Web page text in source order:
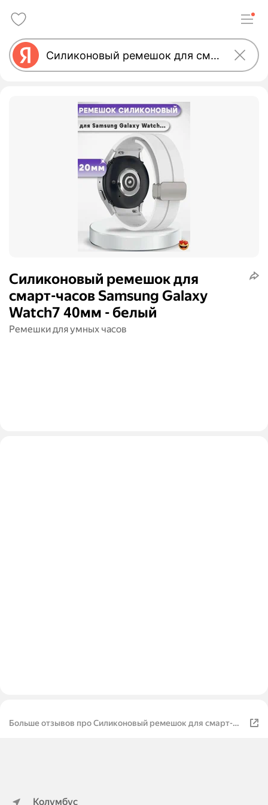
Силиконовый ремешок для
смарт-часов Samsung Galaxy
Watch7 40мм - белый
Ремешки для умных часов
Больше отзывов про Силиконовый ремешок для смарт-
Колумбус